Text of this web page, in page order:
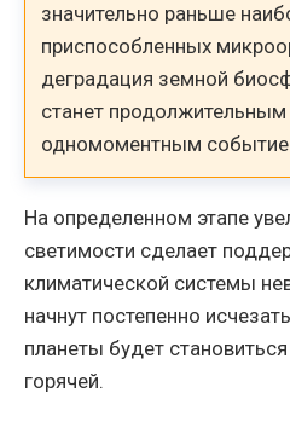
значительно раньше
приспособленных
деградация земной
станет
одномоментным
На определенном этапе
светимости сделает
климатической системы
начнут постепенно
планеты будет
горячей.